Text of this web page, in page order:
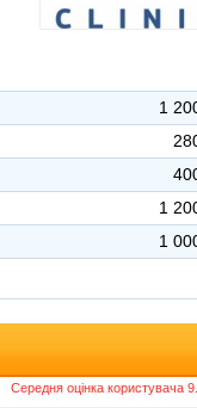
1
1
1